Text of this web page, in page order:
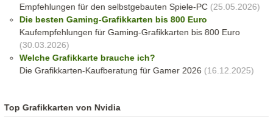
Empfehlungen für den selbstgebauten Spiele-PC(25.05.2026)
Die besten Gaming-Grafikkarten bis 800 Euro
Kaufempfehlungen für Gaming-Grafikkarten bis 800 Euro
(30.03.2026)
Welche Grafikkarte brauche ich?
Die Grafikkarten-Kaufberatung für Gamer 2026 (16.12.2025)
Top Grafikkarten von Nvidia